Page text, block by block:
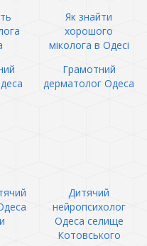
Як знайти
хорошого
міколога в Одесі
Грамотний
дерматолог Одеса
Дитячий
нейропсихолог
Одеса селище
Котовського